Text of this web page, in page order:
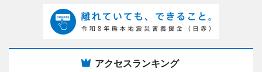
アクセスランキング